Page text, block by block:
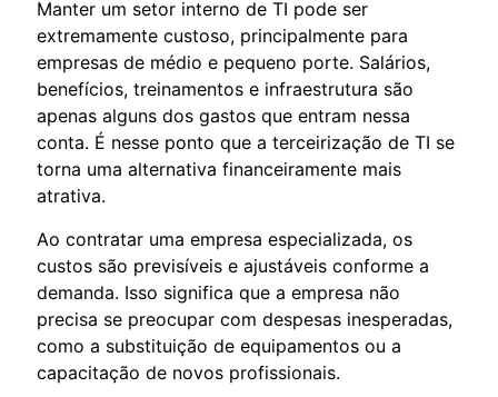
Manter um setor interno de TI pode ser
extremamente custoso, principalmente para
empresas de médio e pequeno porte. Salários,
benefícios, treinamentos e infraestrutura são
apenas alguns dos gastos que entram nessa
conta. É nesse ponto que a terceirização de TI se
torna uma alternativa financeiramente mais
atrativa.
Ao contratar uma empresa especializada, os
custos são previsíveis e ajustáveis conforme a
demanda. Isso significa que a empresa não
precisa se preocupar com despesas inesperadas,
como a substituição de equipamentos ou a
capacitação de novos profissionais.